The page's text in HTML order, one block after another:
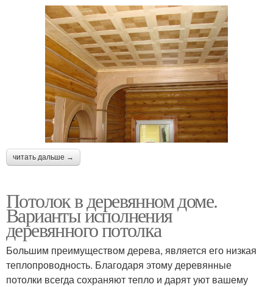
читать дальше →
Потолок в деревянном доме.
Варианты исполнения
деревянного потолка
Большим преимуществом дерева, является его низкая
теплопроводность. Благодаря этому деревянные
потолки всегда сохраняют тепло и дарят уют вашему